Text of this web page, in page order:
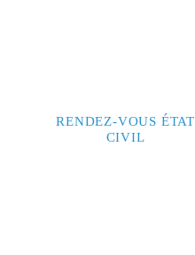
RENDEZ-VOUS ÉTAT
CIVIL